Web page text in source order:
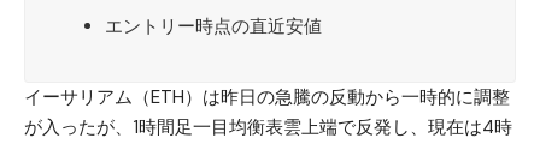
エントリー時点の直近安値
イーサリアム（ETH） は昨日の急騰の反動から一時的に調整
が入ったが、1時間足一目均衡表雲上端で反発し、現在は4時